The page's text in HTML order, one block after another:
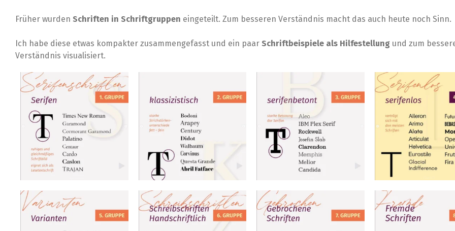
Früher wurden Schriften in Schriftgruppen eingeteilt. Zum besseren Verständnis macht das auch heute noch Sinn.
Ich habe diese etwas kompakter zusammengefasst und ein paar Schriftbeispiele als Hilfestellung und zum
Verständnis visualisiert.